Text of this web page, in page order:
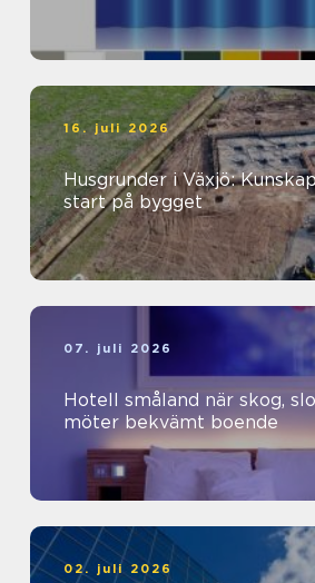
16. juli 2026
Husgrunder i Växjö:
start på bygget
07. juli 2026
Hotell småland när skog, slott och sjö
möter bekvämt boende
02. juli 2026